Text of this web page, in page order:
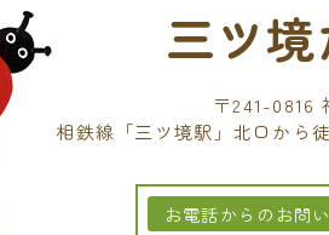
三ツ
〒241-0816
相鉄線「三ツ境駅」北口から
お電話からのお問